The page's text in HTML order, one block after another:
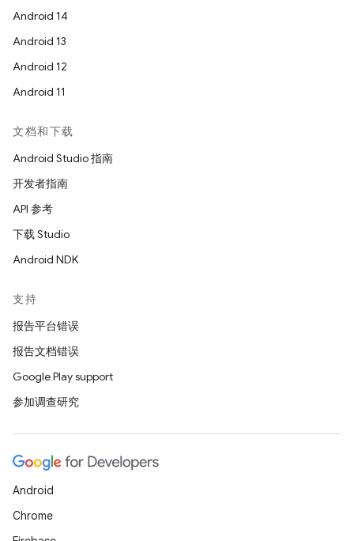
Android 14
Android 13
Android 12
Android 11
文档和下载
Android Studio 指南
开发者指南
API 参考
下载 Studio
Android NDK
支持
报告平台错误
报告文档错误
Google Play support
参加调查研究
Android
Chrome